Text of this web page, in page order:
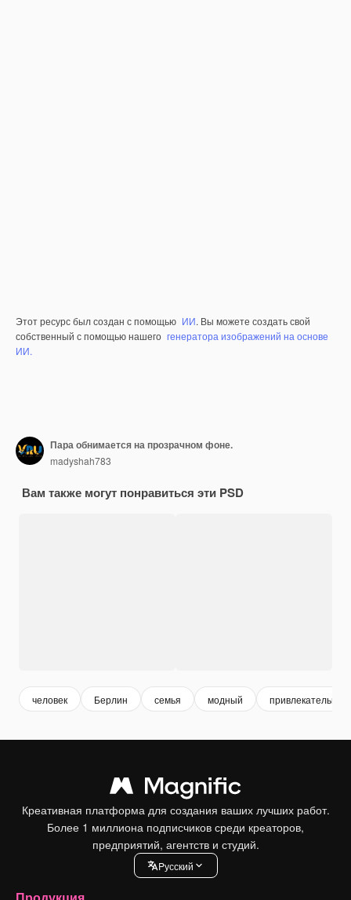
Этот ресурс был создан с помощью ИИ. Вы можете создать свой
собственный с помощью нашего генератора изображений на основе
ИИ.
Пара обнимается на прозрачном фоне.
madyshah783
Вам также могут понравиться эти PSD
человек Берлин семья модный привлекательный
Креативная платформа для создания ваших лучших работ.
Более 1 миллиона подписчиков среди креаторов,
предприятий, агентств и студий.
Pусский